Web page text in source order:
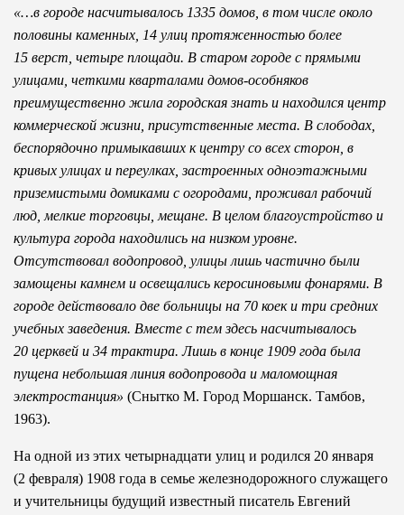
«…в городе насчитывалось 1335 домов, в том числе около
половины каменных, 14 улиц протяженностью более
15 верст, четыре площади. В старом городе с прямыми
улицами, четкими кварталами домов-особняков
преимущественно жила городская знать и находился центр
коммерческой жизни, присутственные места. В слободах,
беспорядочно примыкавших к центру со всех сторон, в
кривых улицах и переулках, застроенных одноэтажными
приземистыми домиками с огородами, проживал рабочий
люд, мелкие торговцы, мещане. В целом благоустройство и
культура города находились на низком уровне.
Отсутствовал водопровод, улицы лишь частично были
замощены камнем и освещались керосиновыми фонарями. В
городе действовало две больницы на 70 коек и три средних
учебных заведения. Вместе с тем здесь насчитывалось
20 церквей и 34 трактира. Лишь в конце 1909 года была
пущена небольшая линия водопровода и маломощная
электростанция» (Снытко М. Город Моршанск. Тамбов,
1963).
На одной из этих четырнадцати улиц и родился 20 января
(2 февраля) 1908 года в семье железнодорожного служащего
и учительницы будущий известный писатель Евгений